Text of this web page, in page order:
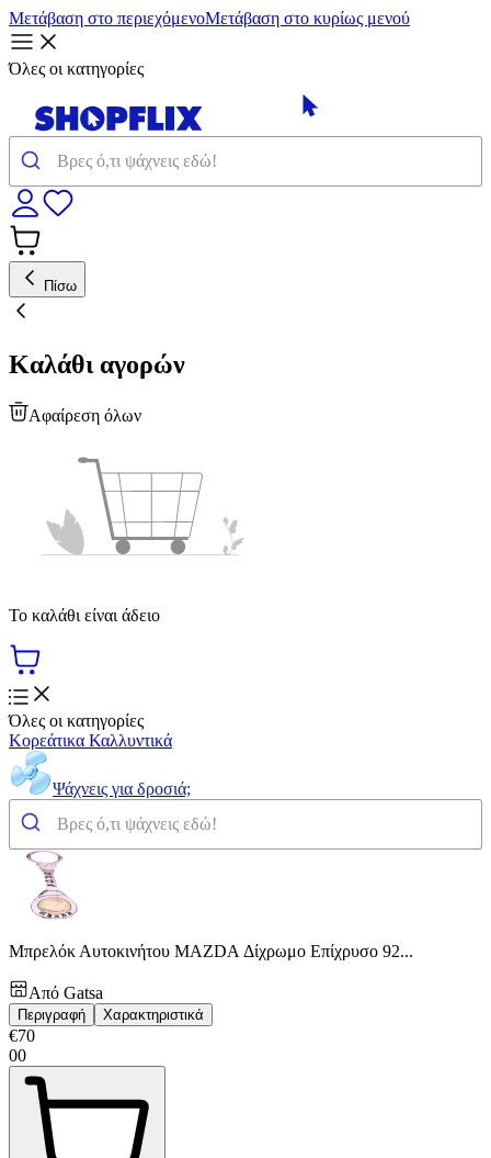
Μετάβαση στο περιεχόμενοΜετάβαση στο κυρίως μενού
Όλες οι κατηγορίες
Πίσω
Καλάθι αγορών
Αφαίρεση όλων
Το καλάθι είναι άδειο
Όλες οι κατηγορίες
Κορεάτικα Καλλυντικά
Ψάχνεις για δροσιά;
Μπρελόκ Αυτοκινήτου MAZDA Δίχρωμο Επίχρυσο 92...
Από Gatsa
Περιγραφή Χαρακτηριστικά
€70
00